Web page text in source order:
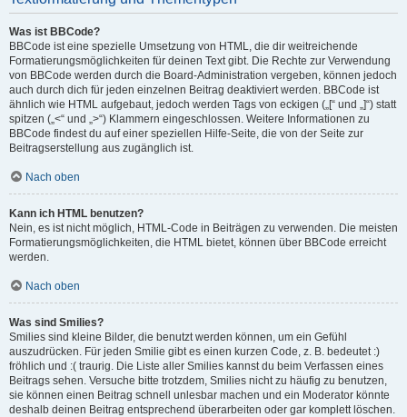
Was ist BBCode?
BBCode ist eine spezielle Umsetzung von HTML, die dir weitreichende
Formatierungsmöglichkeiten für deinen Text gibt. Die Rechte zur Verwendung
von BBCode werden durch die Board-Administration vergeben, können jedoch
auch durch dich für jeden einzelnen Beitrag deaktiviert werden. BBCode ist
ähnlich wie HTML aufgebaut, jedoch werden Tags von eckigen („[“ und „]“) statt
spitzen („<“ und „>“) Klammern eingeschlossen. Weitere Informationen zu
BBCode findest du auf einer speziellen Hilfe-Seite, die von der Seite zur
Beitragserstellung aus zugänglich ist.
Nach oben
Kann ich HTML benutzen?
Nein, es ist nicht möglich, HTML-Code in Beiträgen zu verwenden. Die meisten
Formatierungsmöglichkeiten, die HTML bietet, können über BBCode erreicht
werden.
Nach oben
Was sind Smilies?
Smilies sind kleine Bilder, die benutzt werden können, um ein Gefühl
auszudrücken. Für jeden Smilie gibt es einen kurzen Code, z. B. bedeutet :)
fröhlich und :( traurig. Die Liste aller Smilies kannst du beim Verfassen eines
Beitrags sehen. Versuche bitte trotzdem, Smilies nicht zu häufig zu benutzen,
sie können einen Beitrag schnell unlesbar machen und ein Moderator könnte
deshalb deinen Beitrag entsprechend überarbeiten oder gar komplett löschen.